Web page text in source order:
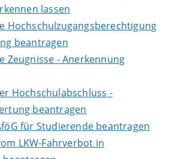
lassen
Hochschulzugangsberechtigung
beantragen
Zeugnisse - Anerkennung
Hochschulabschluss -
beantragen
für Studierende beantragen
LKW-Fahrverbot in